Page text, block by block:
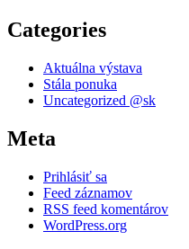
Categories
Aktuálna výstava
Stála ponuka
Uncategorized @sk
Meta
Prihlásiť sa
Feed záznamov
RSS feed komentárov
WordPress.org